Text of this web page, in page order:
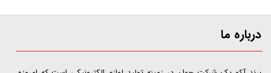
درباره ما